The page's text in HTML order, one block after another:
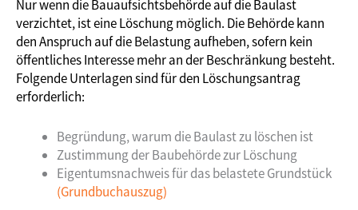
Nur wenn die Bauaufsichtsbehörde auf die Baulast
verzichtet, ist eine Löschung möglich. Die Behörde kann
den Anspruch auf die Belastung aufheben, sofern kein
öffentliches Interesse mehr an der Beschränkung besteht.
Folgende Unterlagen sind für den Löschungsantrag
erforderlich:
Begründung, warum die Baulast zu löschen ist
Zustimmung der Baubehörde zur Löschung
Eigentumsnachweis für das belastete Grundstück
(Grundbuchauszug)